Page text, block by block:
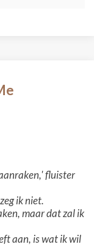
fluister
ik niet.
maar dat zal ik
aan, is wat ik wil